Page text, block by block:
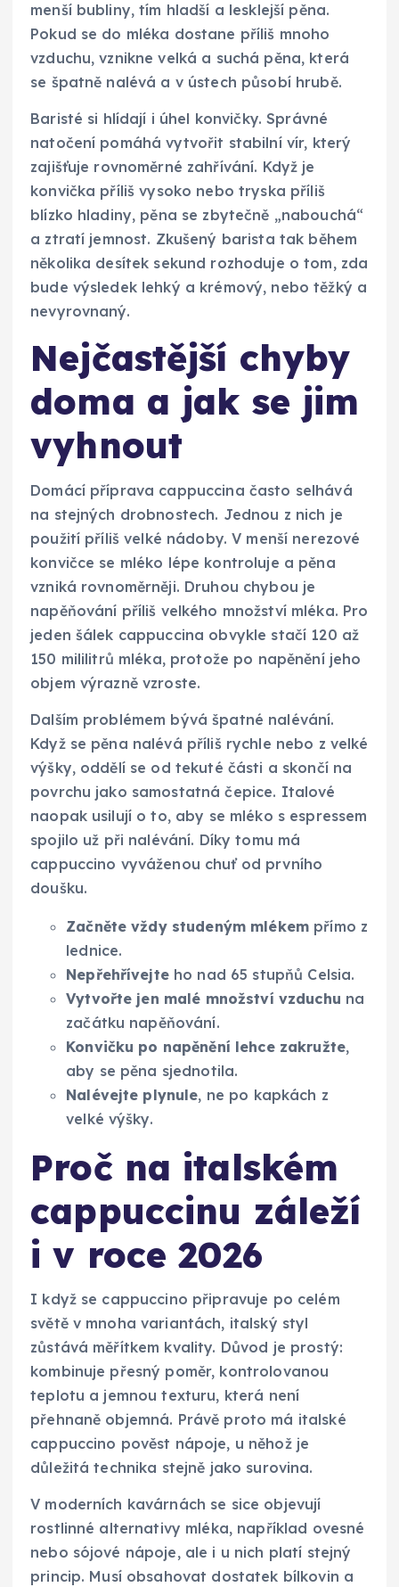
menší bubliny, tím hladší a lesklejší pěna.
Pokud se do mléka dostane příliš mnoho
vzduchu, vznikne velká a suchá pěna, která
se špatně nalévá a v ústech působí hrubě.
Baristé si hlídají i úhel konvičky. Správné
natočení pomáhá vytvořit stabilní vír, který
zajišťuje rovnoměrné zahřívání. Když je
konvička příliš vysoko nebo tryska příliš
blízko hladiny, pěna se zbytečně „nabouchá“
a ztratí jemnost. Zkušený barista tak během
několika desítek sekund rozhoduje o tom, zda
bude výsledek lehký a krémový, nebo těžký a
nevyrovnaný.
Nejčastější chyby
doma a jak se jim
vyhnout
Domácí příprava cappuccina často selhává
na stejných drobnostech. Jednou z nich je
použití příliš velké nádoby. V menší nerezové
konvičce se mléko lépe kontroluje a pěna
vzniká rovnoměrněji. Druhou chybou je
napěňování příliš velkého množství mléka. Pro
jeden šálek cappuccina obvykle stačí 120 až
150 mililitrů mléka, protože po napěnění jeho
objem výrazně vzroste.
Dalším problémem bývá špatné nalévání.
Když se pěna nalévá příliš rychle nebo z velké
výšky, oddělí se od tekuté části a skončí na
povrchu jako samostatná čepice. Italové
naopak usilují o to, aby se mléko s espressem
spojilo už při nalévání. Díky tomu má
cappuccino vyváženou chuť od prvního
doušku.
Začněte vždy studeným mlékem přímo z
lednice.
Nepřehřívejteho nad 65 stupňů Celsia.
Vytvořte jen malé množství vzduchu na
začátku napěňování.
Konvičku po napěnění lehce zakružte,
aby se pěna sjednotila.
Nalévejte plynule, ne po kapkách z
velké výšky.
Proč na italském
cappuccinu záleží
i v roce 2026
I když se cappuccino připravuje po celém
světě v mnoha variantách, italský styl
zůstává měřítkem kvality. Důvod je prostý:
kombinuje přesný poměr, kontrolovanou
teplotu a jemnou texturu, která není
přehnaně objemná. Právě proto má italské
cappuccino pověst nápoje, u něhož je
důležitá technika stejně jako surovina.
V moderních kavárnách se sice objevují
rostlinné alternativy mléka, například ovesné
nebo sójové nápoje, ale i u nich platí stejný
princip. Musí obsahovat dostatek bílkovin a